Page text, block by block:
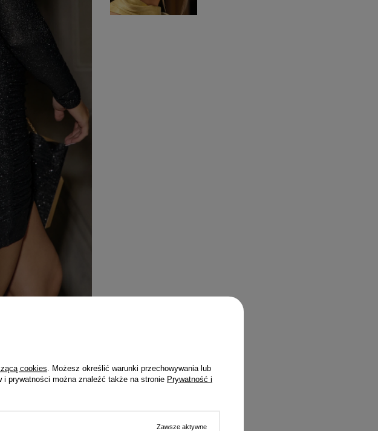
cookies . Możesz określić warunki przechowywania lub
i prywatności można znaleźć także na stronie Prywatność i
Zawsze aktywne